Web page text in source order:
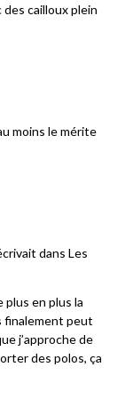
des cailloux plein
moins le mérite
dans Les
plus en plus la
finalement peut
j’approche de
des polos, ça